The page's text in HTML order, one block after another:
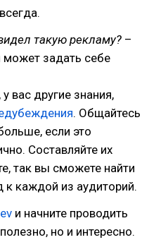
такую рекламу? –
задать себе
вас другие знания,
. Общайтесь
если это
Составляйте их
так вы сможете найти
к каждой из аудиторий.
и начните проводить
но и интересно.